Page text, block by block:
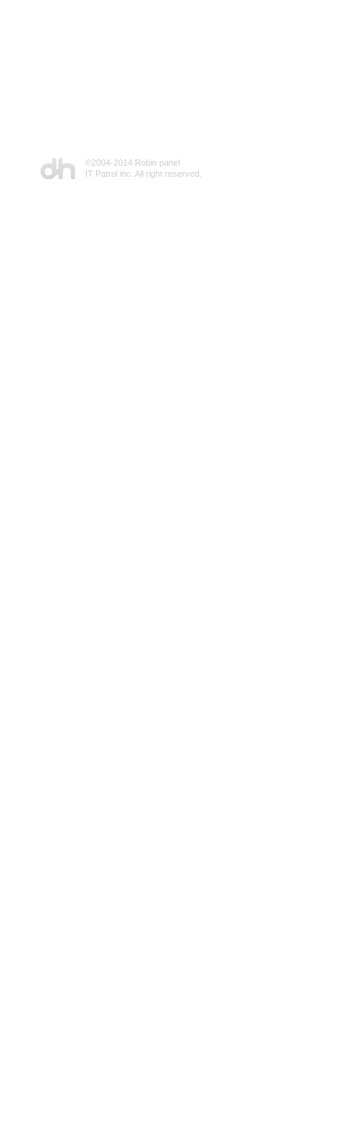
©2004-2014 Robin panel
IT Patrol inc. All right reserved.